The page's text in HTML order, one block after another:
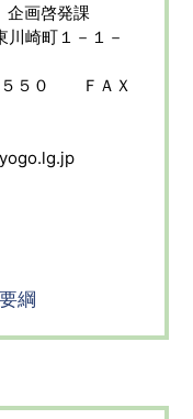
画啓発課
崎町１－１－
５０ ＦＡＸ
綱